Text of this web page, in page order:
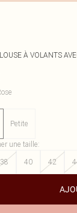
À VOLANTS
Petite
une taille:
38 40 42